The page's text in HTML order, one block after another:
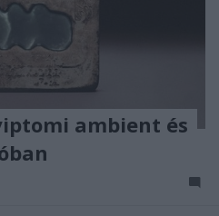
ambient és